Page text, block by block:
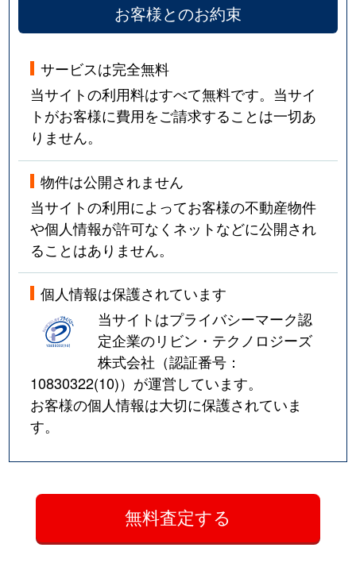
お客様とのお約束
サービスは完全無料
当サイトの利用料はすべて無料です。当サイ
トがお客様に費用をご請求することは一切あ
りません。
物件は公開されません
当サイトの利用によってお客様の不動産物件
や個人情報が許可なくネットなどに公開され
ることはありません。
個人情報は保護されています
当サイトはプライバシーマーク認
定企業のリビン・テクノロジーズ
株式会社（認証番号：
10830322(10)）が運営しています。
お客様の個人情報は大切に保護されていま
す。